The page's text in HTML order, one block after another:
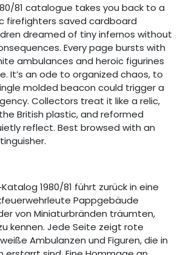
81 catalogue takes you back to a
firefighters saved cardboard
dreamed of tiny infernos without
Every page bursts with
ambulances and heroic figurines
It’s an ode to organized chaos, to
molded beacon could trigger a
Collectors treat it like a relic,
British plastic, and reformed
reflect. Best browsed with an
1980/81 führt zurück in eine
Pappgebäude
von Miniaturbränden träumten,
kennen. Jede Seite zeigt rote
Ambulanzen und Figuren, die in